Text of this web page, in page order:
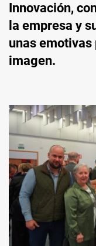
Innovación,
la empresa y
unas emotivas
imagen.